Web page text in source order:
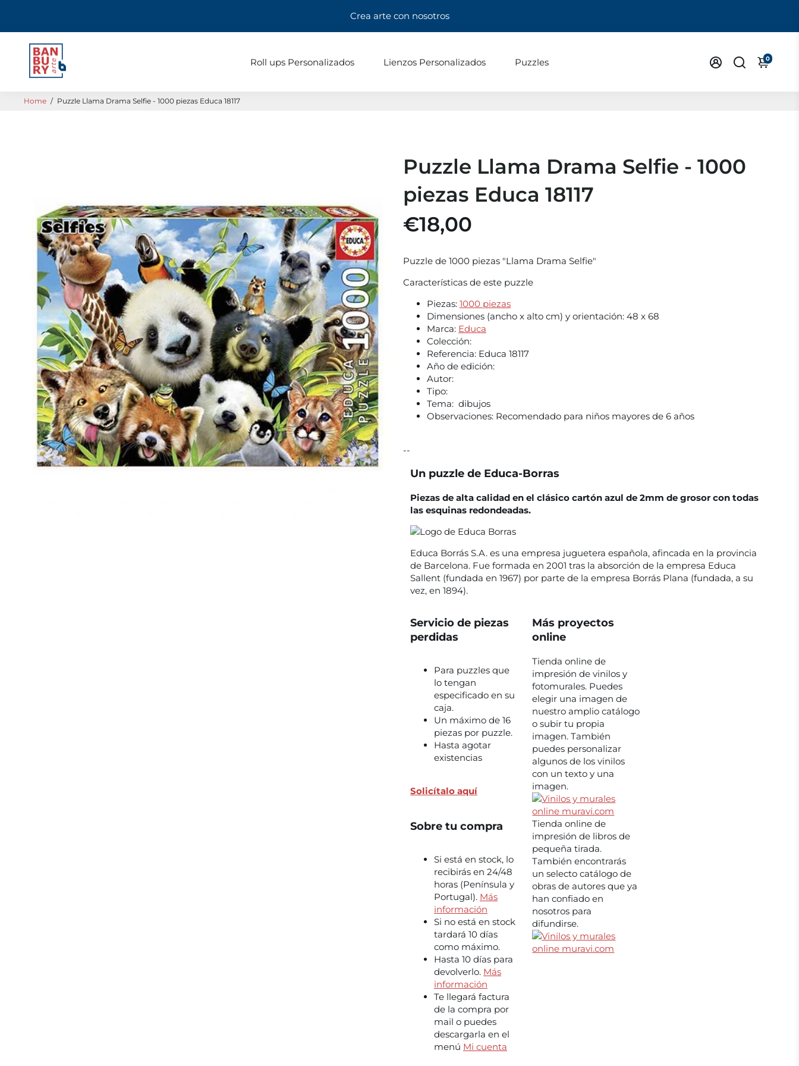
Crea arte con nosotros
Roll ups Personalizados Lienzos Personalizados Puzzles 0
Home / Puzzle Llama Drama Selfie - 1000 piezas Educa 18117
Puzzle Llama Drama Selfie - 1000
piezas Educa 18117
€18,00
Puzzle de 1000 piezas "Llama Drama Selfie"
Características de este puzzle
Piezas: 1000 piezas
Dimensiones (ancho x alto cm) y orientación: 48 x 68
Marca: Educa
Colección:
Referencia: Educa 18117
Año de edición:
Autor:
Tipo:
Tema: dibujos
Observaciones: Recomendado para niños mayores de 6 años
--
Un puzzle de Educa-Borras
Piezas de alta calidad en el clásico cartón azul de 2mm de grosor con todas
las esquinas redondeadas.
Educa Borrás S.A. es una empresa juguetera española, afincada en la provincia
de Barcelona. Fue formada en 2001 tras la absorción de la empresa Educa
Sallent (fundada en 1967) por parte de la empresa Borrás Plana (fundada, a su
vez, en 1894).
Servicio de piezas
perdidas
Para puzzles que
lo tengan
especificado en su
caja.
Un máximo de 16
piezas por puzzle.
Hasta agotar
existencias
Solicítalo aquí
Sobre tu compra
Si está en stock, lo
recibirás en 24/48
horas (Península y
Portugal). Más
información
Si no está en stock
tardará 10 días
como máximo.
Hasta 10 días para
devolverlo. Más
información
Te llegará factura
de la compra por
mail o puedes
descargarla en el
menú Mi cuenta
Más proyectos
online
Tienda online de
impresión de vinilos y
fotomurales. Puedes
elegir una imagen de
nuestro amplio catálogo
o subir tu propia
imagen. También
puedes personalizar
algunos de los vinilos
con un texto y una
imagen.
Tienda online de
impresión de libros de
pequeña tirada.
También encontrarás
un selecto catálogo de
obras de autores que ya
han confiado en
nosotros para
difundirse.